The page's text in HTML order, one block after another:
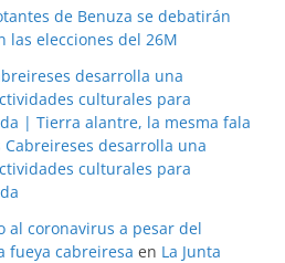
de Benuza se debatirán
elecciones del 26M
desarrolla una
culturales para
| Tierra alantre, la mesma fala
desarrolla una
culturales para
al coronavirus a pesar del
fueya cabreiresa en La Junta